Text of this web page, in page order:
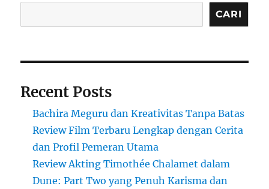
CARI
Recent Posts
Bachira Meguru dan Kreativitas Tanpa Batas
Review Film Terbaru Lengkap dengan Cerita
dan Profil Pemeran Utama
Review Akting Timothée Chalamet dalam
Dune: Part Two yang Penuh Karisma dan